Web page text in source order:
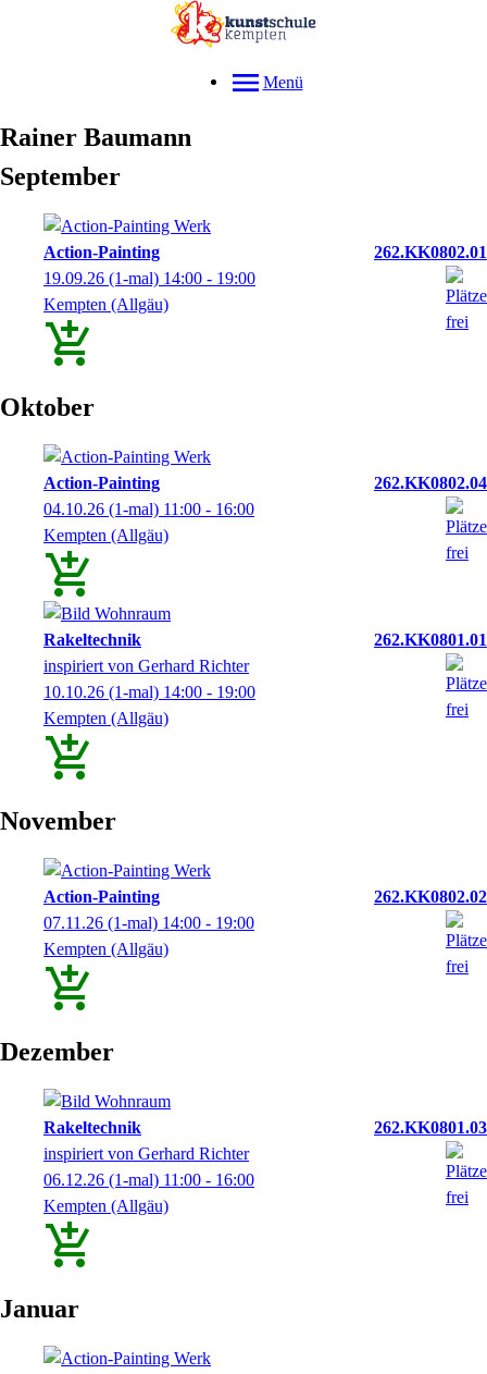
Menü
Rainer Baumann
September
Action-Painting
262.KK0802.01
19.09.26 (1-mal) 14:00 - 19:00
Kempten (Allgäu)
Oktober
Action-Painting
262.KK0802.04
04.10.26 (1-mal) 11:00 - 16:00
Kempten (Allgäu)
Rakeltechnik
262.KK0801.01
inspiriert von Gerhard Richter
10.10.26 (1-mal) 14:00 - 19:00
Kempten (Allgäu)
November
Action-Painting
262.KK0802.02
07.11.26 (1-mal) 14:00 - 19:00
Kempten (Allgäu)
Dezember
Rakeltechnik
262.KK0801.03
inspiriert von Gerhard Richter
06.12.26 (1-mal) 11:00 - 16:00
Kempten (Allgäu)
Januar